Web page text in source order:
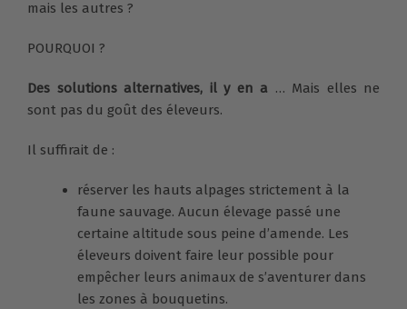
mais les autres ?
POURQUOI ?
Des solutions alternatives, il y en a … Mais elles ne
sont pas du goût des éleveurs.
Il suffirait de :
réserver les hauts alpages strictement à la
faune sauvage. Aucun élevage passé une
certaine altitude sous peine d’amende. Les
éleveurs doivent faire leur possible pour
empêcher leurs animaux de s’aventurer dans
les zones à bouquetins.